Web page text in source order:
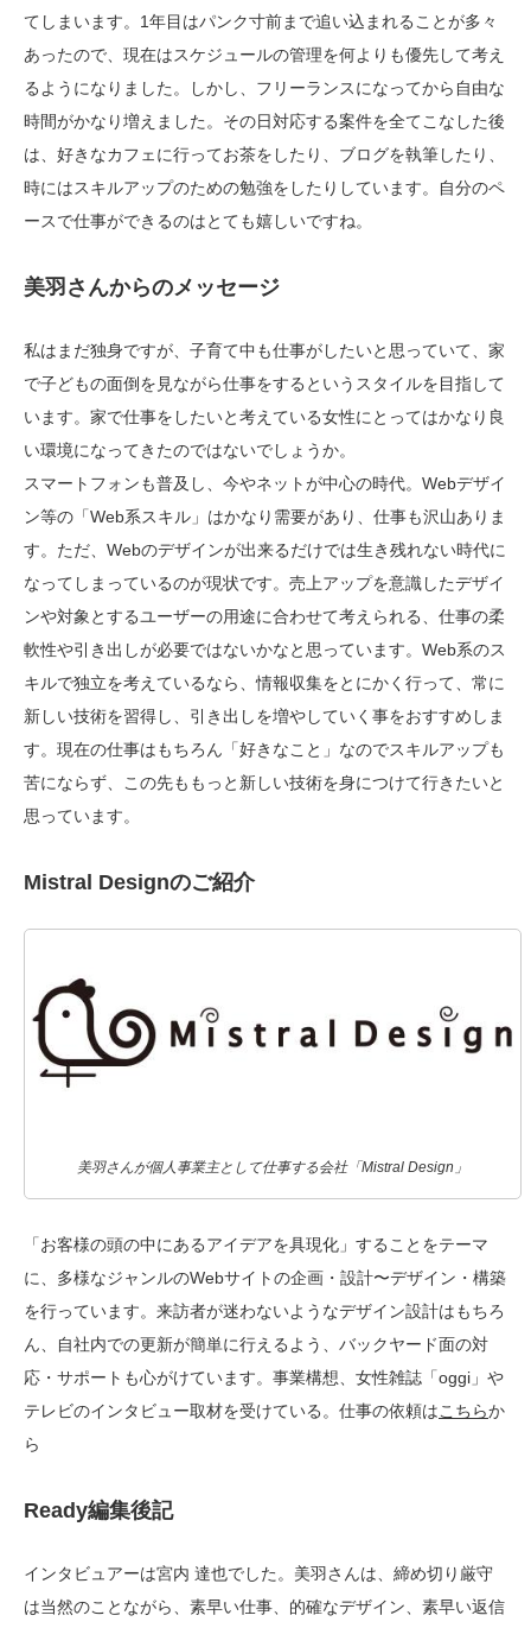
てしまいます。1年目はパンク寸前まで追い込まれることが多々
あったので、現在はスケジュールの管理を何よりも優先して考え
るようになりました。しかし、フリーランスになってから自由な
時間がかなり増えました。その日対応する案件を全てこなした後
は、好きなカフェに行ってお茶をしたり、ブログを執筆したり、
時にはスキルアップのための勉強をしたりしています。自分のペ
ースで仕事ができるのはとても嬉しいですね。
美羽さんからのメッセージ
私はまだ独身ですが、子育て中も仕事がしたいと思っていて、家
で子どもの面倒を見ながら仕事をするというスタイルを目指して
います。家で仕事をしたいと考えている女性にとってはかなり良
い環境になってきたのではないでしょうか。
スマートフォンも普及し、今やネットが中心の時代。Webデザイ
ン等の「Web系スキル」はかなり需要があり、仕事も沢山ありま
す。ただ、Webのデザインが出来るだけでは生き残れない時代に
なってしまっているのが現状です。売上アップを意識したデザイ
ンや対象とするユーザーの用途に合わせて考えられる、仕事の柔
軟性や引き出しが必要ではないかなと思っています。Web系のス
キルで独立を考えているなら、情報収集をとにかく行って、常に
新しい技術を習得し、引き出しを増やしていく事をおすすめしま
す。現在の仕事はもちろん「好きなこと」なのでスキルアップも
苦にならず、この先ももっと新しい技術を身につけて行きたいと
思っています。
Mistral Designのご紹介
美羽さんが個人事業主として仕事する会社「Mistral Design」
「お客様の頭の中にあるアイデアを具現化」することをテーマ
に、多様なジャンルのWebサイトの企画・設計〜デザイン・構築
を行っています。来訪者が迷わないようなデザイン設計はもちろ
ん、自社内での更新が簡単に行えるよう、バックヤード面の対
応・サポートも心がけています。事業構想、女性雑誌「oggi」や
テレビのインタビュー取材を受けている。仕事の依頼はこちらか
ら
Ready編集後記
インタビュアーは宮内 達也でした。美羽さんは、締め切り厳守
は当然のことながら、素早い仕事、的確なデザイン、素早い返信